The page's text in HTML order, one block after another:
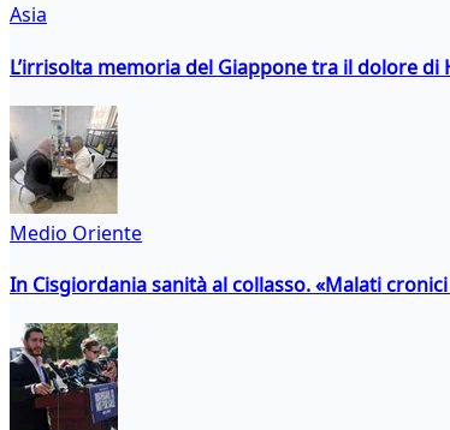
Asia
L’irrisolta memoria del Giappone tra il dolore
Medio Oriente
In Cisgiordania sanità al collasso. «Malati